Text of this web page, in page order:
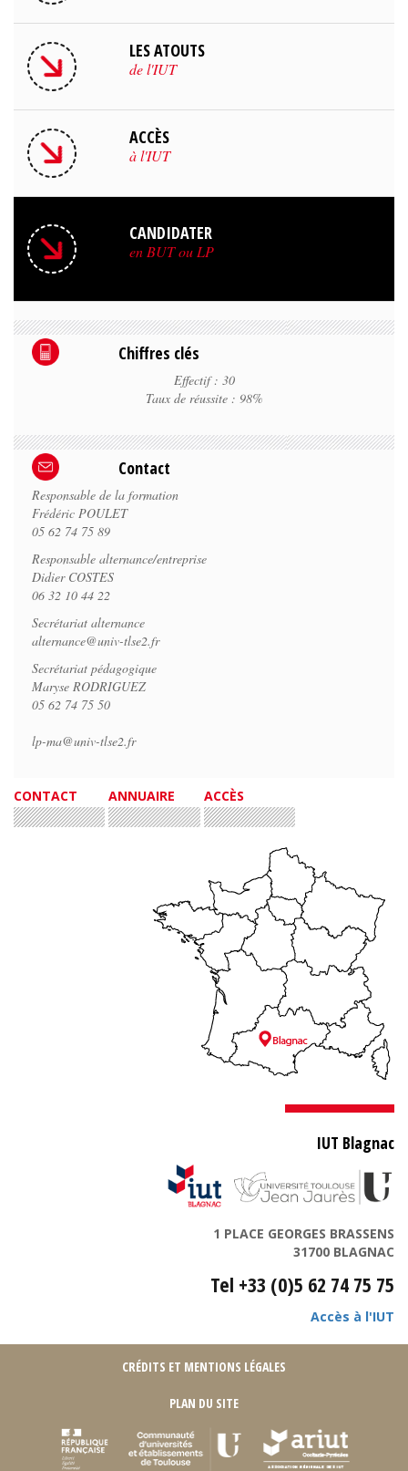
LES ATOUTS
de l'IUT
ACCÈS
à l'IUT
CANDIDATER
en BUT ou LP
Chiffres clés
Effectif : 30
Taux de réussite : 98%
Contact
Responsable de la formation
Frédéric POULET
05 62 74 75 89
Responsable alternance/entreprise
Didier COSTES
06 32 10 44 22
Secrétariat alternance
alternance@univ-tlse2.fr
Secrétariat pédagogique
Maryse RODRIGUEZ
05 62 74 75 50
lp-ma@univ-tlse2.fr
CONTACT ANNUAIRE ACCÈS
IUT Blagnac
1 PLACE GEORGES BRASSENS
31700 BLAGNAC
Tel +33 (0)5 62 74 75 75
Accès à l'IUT
CRÉDITS ET MENTIONS LÉGALES
PLAN DU SITE